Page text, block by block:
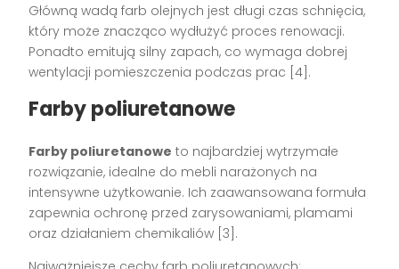
Główną wadą farb olejnych jest długi czas schnięcia,
który może znacząco wydłużyć proces renowacji.
Ponadto emitują silny zapach, co wymaga dobrej
wentylacji pomieszczenia podczas prac [4].
Farby poliuretanowe
Farby poliuretanowe to najbardziej wytrzymałe
rozwiązanie, idealne do mebli narażonych na
intensywne użytkowanie. Ich zaawansowana formuła
zapewnia ochronę przed zarysowaniami, plamami
oraz działaniem chemikaliów [3].